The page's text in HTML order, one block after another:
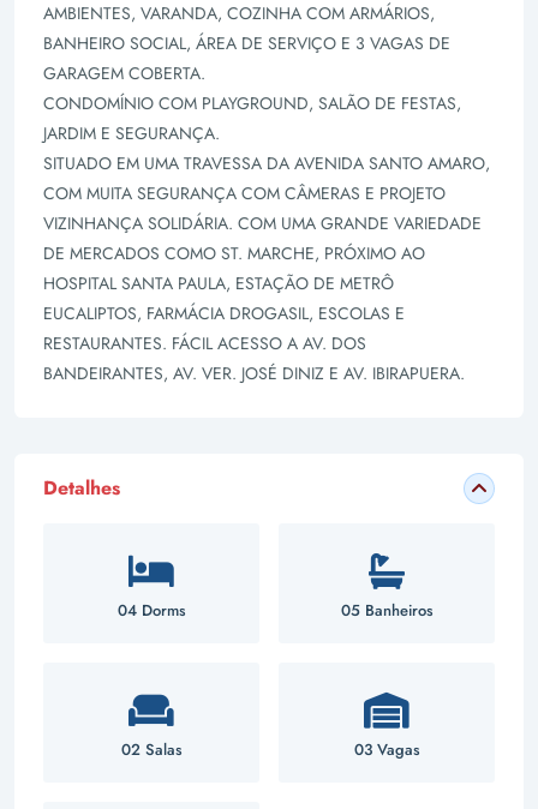
AMBIENTES, VARANDA, COZINHA COM ARMÁRIOS,
BANHEIRO SOCIAL, ÁREA DE SERVIÇO E 3 VAGAS DE
GARAGEM COBERTA.
CONDOMÍNIO COM PLAYGROUND, SALÃO DE FESTAS,
JARDIM E SEGURANÇA.
SITUADO EM UMA TRAVESSA DA AVENIDA SANTO AMARO,
COM MUITA SEGURANÇA COM CÂMERAS E PROJETO
VIZINHANÇA SOLIDÁRIA. COM UMA GRANDE VARIEDADE
DE MERCADOS COMO ST. MARCHE, PRÓXIMO AO
HOSPITAL SANTA PAULA, ESTAÇÃO DE METRÔ
EUCALIPTOS, FARMÁCIA DROGASIL, ESCOLAS E
RESTAURANTES. FÁCIL ACESSO A AV. DOS
BANDEIRANTES, AV. VER. JOSÉ DINIZ E AV. IBIRAPUERA.
Detalhes
04 Dorms 05 Banheiros
02 Salas 03 Vagas